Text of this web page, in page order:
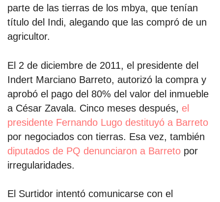
parte de las tierras de los mbya, que tenían
título del Indi, alegando que las compró de un
agricultor.
El 2 de diciembre de 2011, el presidente del
Indert Marciano Barreto, autorizó la compra y
aprobó el pago del 80% del valor del inmueble
a César Zavala. Cinco meses después, el
presidente Fernando Lugo destituyó a Barreto
por negociados con tierras. Esa vez, también
diputados de PQ denunciaron a Barreto por
irregularidades.
El Surtidor intentó comunicarse con el